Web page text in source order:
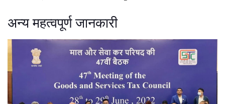
अन्य महत्वपूर्ण जानकारी